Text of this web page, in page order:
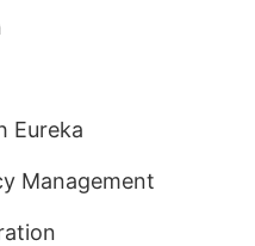
Eureka
Management